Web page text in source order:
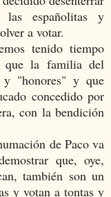
españolitas y
a votar.
tenido tiempo
que la familia del
y "honores" y que
concedido por
con la bendición
de Paco va
que, oye,
también son un
y votan a tontas y